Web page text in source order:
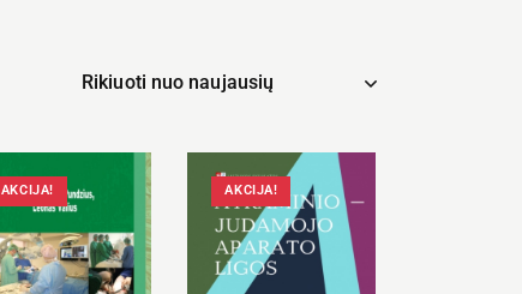
AKCIJA! AKCIJA!